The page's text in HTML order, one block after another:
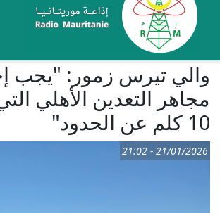
والي تيرس زمور: "يجب
مجاهر التعدين الأهلي
10 كلم عن الحدود"
21/01/2026 - 21:02